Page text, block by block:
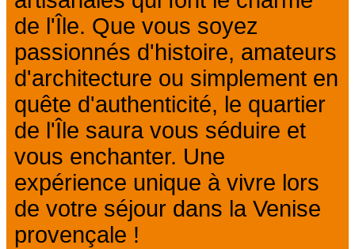
de l'Île. Que vous soyez
passionnés d'histoire, amateurs
d'architecture ou simplement en
quête d'authenticité, le quartier
de l'Île saura vous séduire et
vous enchanter. Une
expérience unique à vivre lors
de votre séjour dans la Venise
provençale !